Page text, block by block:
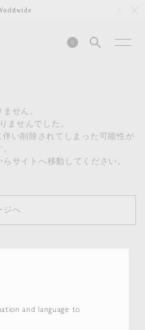
and language to
0
せん。
ませんでした。
い削除されてしまった可能性が
サイトへ移動してください。
ジへ